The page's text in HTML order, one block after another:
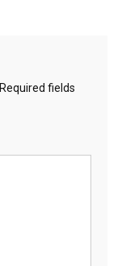
Required fields